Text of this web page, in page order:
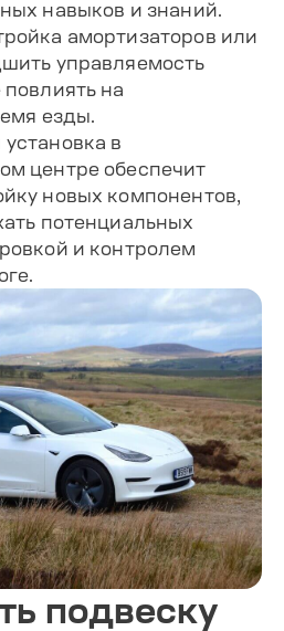
навыков и знаний.
амортизаторов или
управляемость
на
езды.
в
центре обеспечит
новых компонентов,
потенциальных
и контролем
подвеску